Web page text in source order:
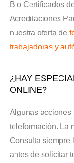
B o Certificados
Acreditaciones
nuestra oferta de
trabajadoras y
¿HAY
ONLINE?
Algunas acciones
teleformación. La
Consulta siempre
antes de solicitar